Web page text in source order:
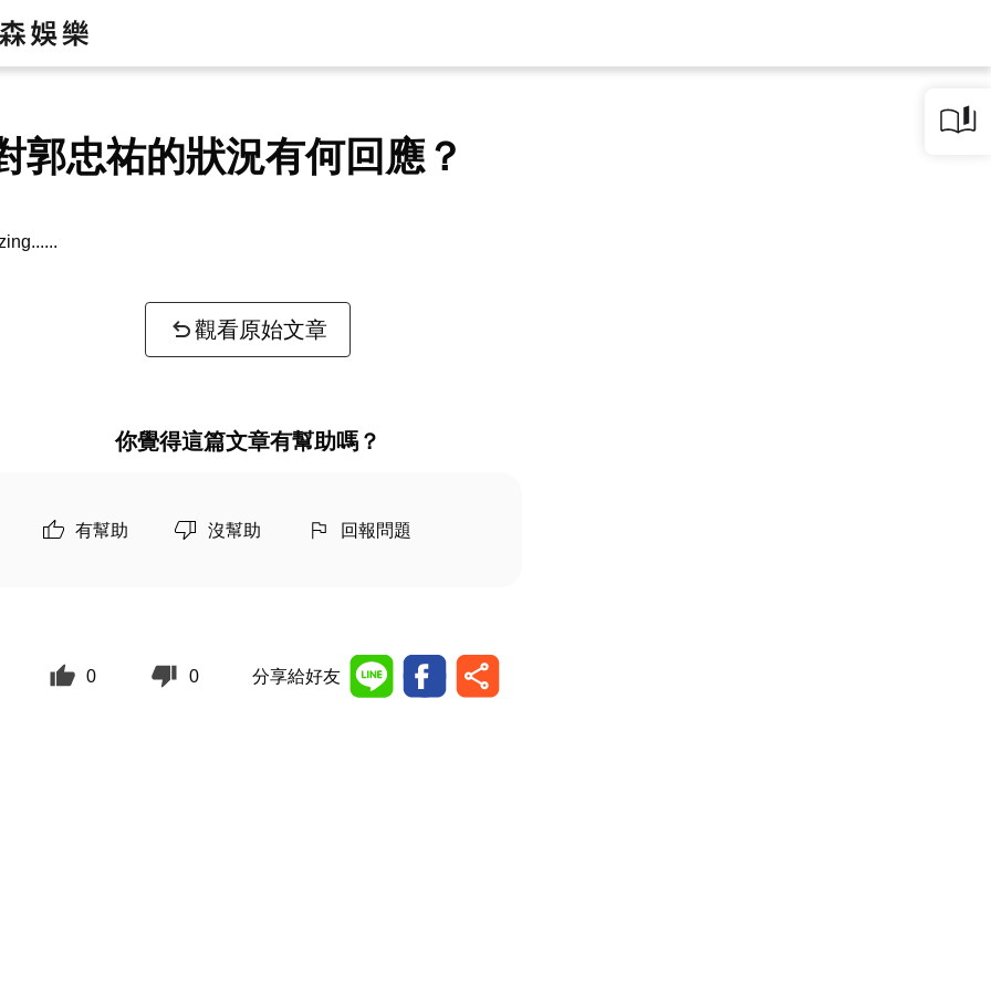
郭忠祐的狀況有何回應？
觀看原始文章
你覺得這篇文章有幫助嗎？
有幫助 沒幫助 回報問題
0 0 分享給好友